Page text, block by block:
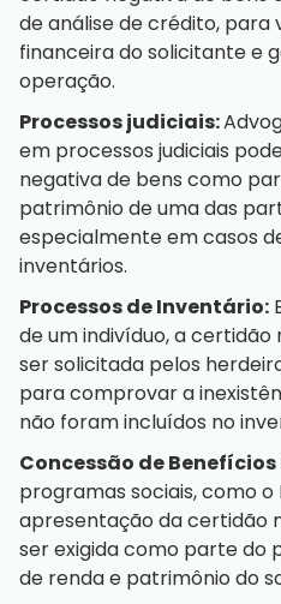
de análise de crédito,
financeira do solicitante e
operação.
Processos judiciais:
em processos judiciais
negativa de bens como
patrimônio de uma das
especialmente em casos
inventários.
Processos de Inventário:
de um indivíduo, a
ser solicitada pelos
para comprovar a
não foram incluídos no
Concessão de Benefícios
programas sociais, como o
apresentação da certidão
ser exigida como parte do
de renda e patrimônio do